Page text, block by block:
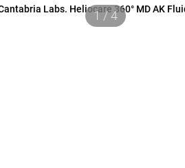
Labs. Heliocare 360° MD AK
1 / 4